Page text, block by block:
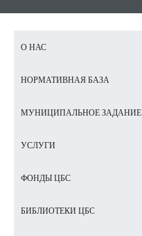
О НАС
НОРМАТИВНАЯ БАЗА
МУНИЦИПАЛЬНОЕ ЗАДАНИЕ
УСЛУГИ
ФОНДЫ ЦБС
БИБЛИОТЕКИ ЦБС